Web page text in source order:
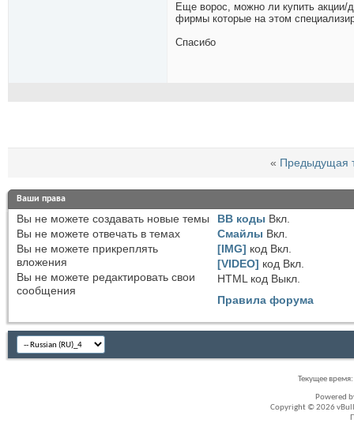
Еще ворос, можно ли купить акции/
фирмы которые на этом
Спасибо
« Предыдущая
Ваши права
Вы не можете создавать новые темы
Вы не можете отвечать в темах
Вы не можете прикреплять
вложения
Вы не можете редактировать свои
сообщения
BB коды Вкл.
Смайлы Вкл.
[IMG] код Вкл.
[VIDEO] код Вкл.
HTML код Выкл.
Правила форума
Текущее время:
Powered
Copyright © 2026